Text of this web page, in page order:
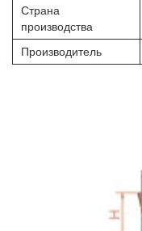
Страна
производства
Производитель